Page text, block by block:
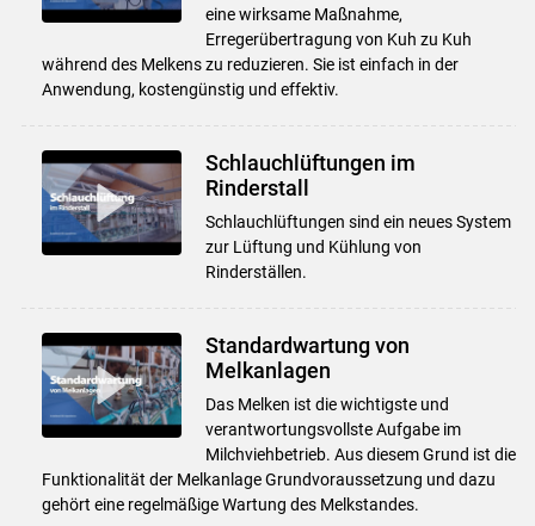
eine wirksame Maßnahme,
Erregerübertragung von Kuh zu Kuh
während des Melkens zu reduzieren. Sie ist einfach in der
Anwendung, kostengünstig und effektiv.
Schlauchlüftungen im
Rinderstall
Schlauchlüftungen sind ein neues System
zur Lüftung und Kühlung von
Rinderställen.
Standardwartung von
Melkanlagen
Das Melken ist die wichtigste und
verantwortungsvollste Aufgabe im
Milchviehbetrieb. Aus diesem Grund ist die
Funktionalität der Melkanlage Grundvoraussetzung und dazu
gehört eine regelmäßige Wartung des Melkstandes.